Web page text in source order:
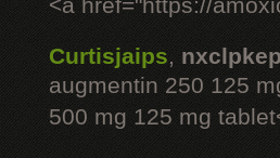
<a href="https://
Curtisjaips, nxclpkep
augmentin 250 125
500 mg 125 mg